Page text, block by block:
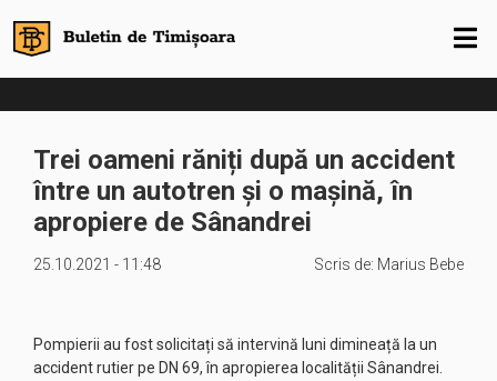
Trei oameni răniți după un accident
între un autotren și o mașină, în
apropiere de Sânandrei
25.10.2021 - 11:48 Scris de: Marius Bebe
Pompierii au fost solicitați să intervină luni dimineață la un
accident rutier pe DN 69, în apropierea localității Sânandrei.